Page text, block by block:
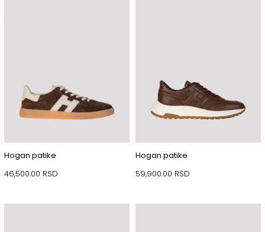
Hogan patike
46,500.00 RSD
Hogan patike
59,900.00 RSD